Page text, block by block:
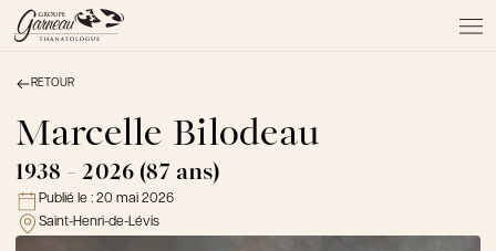
À PROPOS
NOS SERVICES
NOS PRODUITS
NOTRE ÉQUIPE
NOS SALONS
AVIS DE DÉCÈS
RETOUR
Marcelle Bilodeau
1938 - 2026 (87 ans)
Publié le : 20 mai 2026
Saint-Henri-de-Lévis